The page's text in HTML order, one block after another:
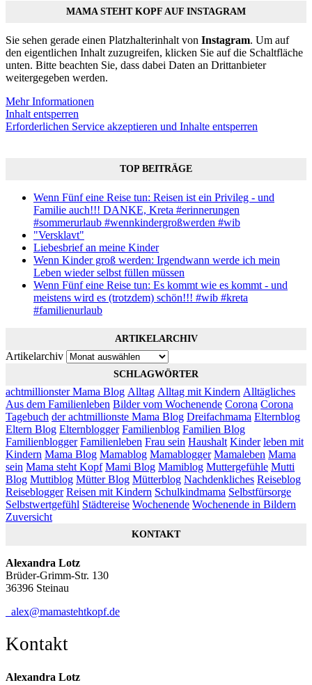
MAMA STEHT KOPF AUF INSTAGRAM
Sie sehen gerade einen Platzhalterinhalt von Instagram. Um auf
den eigentlichen Inhalt zuzugreifen, klicken Sie auf die Schaltfläche
unten. Bitte beachten Sie, dass dabei Daten an Drittanbieter
weitergegeben werden.
Mehr Informationen
Inhalt entsperren
Erforderlichen Service akzeptieren und Inhalte entsperren
TOP BEITRÄGE
Wenn Fünf eine Reise tun: Reisen ist ein Privileg - und
Familie auch!!! DANKE, Kreta #erinnerungen
#sommerurlaub #wennkindergroßwerden #wib
"Versklavt"
Liebesbrief an meine Kinder
Wenn Kinder groß werden: Irgendwann werde ich mein
Leben wieder selbst füllen müssen
Wenn Fünf eine Reise tun: Es kommt wie es kommt - und
meistens wird es (trotzdem) schön!!! #wib #kreta
#familienurlaub
ARTIKELARCHIV
Artikelarchiv
SCHLAGWÖRTER
achtmillionster Mama Blog Alltag Alltag mit Kindern Alltägliches
Aus dem Familienleben Bilder vom Wochenende Corona Corona
Tagebuch der achtmillionste Mama Blog Dreifachmama Elternblog
Eltern Blog Elternblogger Familienblog Familien Blog
Familienblogger Familienleben Frau sein Haushalt Kinder leben mit
Kindern Mama Blog Mamablog Mamablogger Mamaleben Mama
sein Mama steht Kopf Mami Blog Mamiblog Muttergefühle Mutti
Blog Muttiblog Mütter Blog Mütterblog Nachdenkliches Reiseblog
Reiseblogger Reisen mit Kindern Schulkindmama Selbstfürsorge
Selbstwertgefühl Städtereise Wochenende Wochenende in Bildern
Zuversicht
KONTAKT
Alexandra Lotz
Brüder-Grimm-Str. 130
36396 Steinau
alex@mamastehtkopf.de
Kontakt
Alexandra Lotz